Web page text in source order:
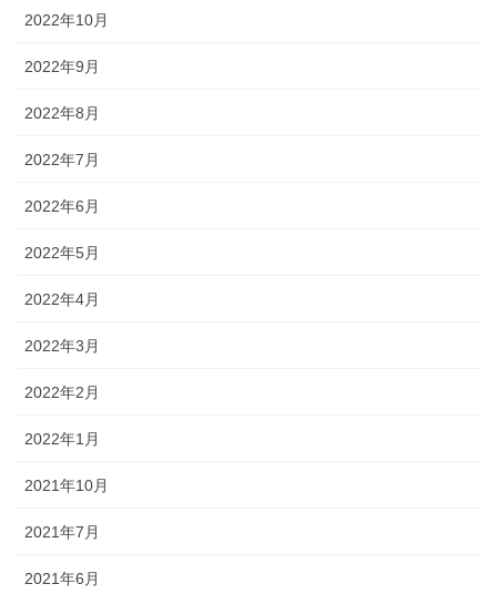
2022年10月
2022年9月
2022年8月
2022年7月
2022年6月
2022年5月
2022年4月
2022年3月
2022年2月
2022年1月
2021年10月
2021年7月
2021年6月